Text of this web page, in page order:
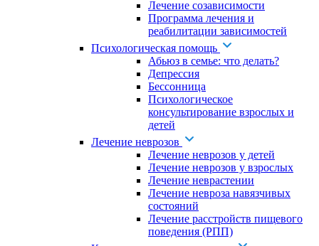
Лечение созависимости
Программа лечения и
реабилитации зависимостей
Психологическая помощь
Абьюз в семье: что делать?
Депрессия
Бессонница
Психологическое
консультирование взрослых и
детей
Лечение неврозов
Лечение неврозов у детей
Лечение неврозов у взрослых
Лечение неврастении
Лечение невроза навязчивых
состояний
Лечение расстройств пищевого
поведения (РПП)